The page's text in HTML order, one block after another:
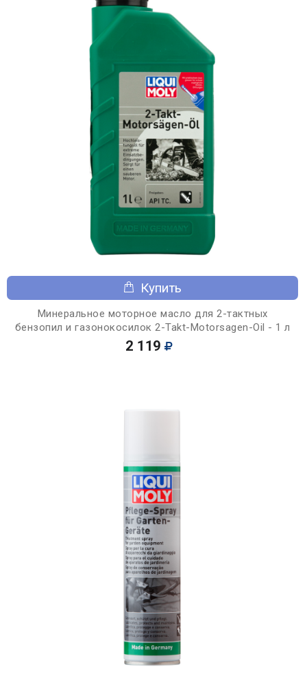
Купить
Минеральное моторное масло для 2-тактных
бензопил и газонокосилок 2-Takt-Motorsagen-Oil - 1 л
2 119